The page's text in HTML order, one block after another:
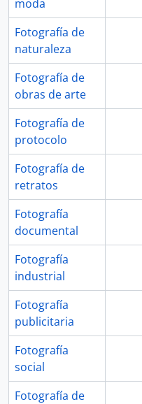
moda
Fotografía de
naturaleza
Fotografía de
obras de arte
Fotografía de
protocolo
Fotografía de
retratos
Fotografía
documental
Fotografía
industrial
Fotografía
publicitaria
Fotografía
social
Fotografía de